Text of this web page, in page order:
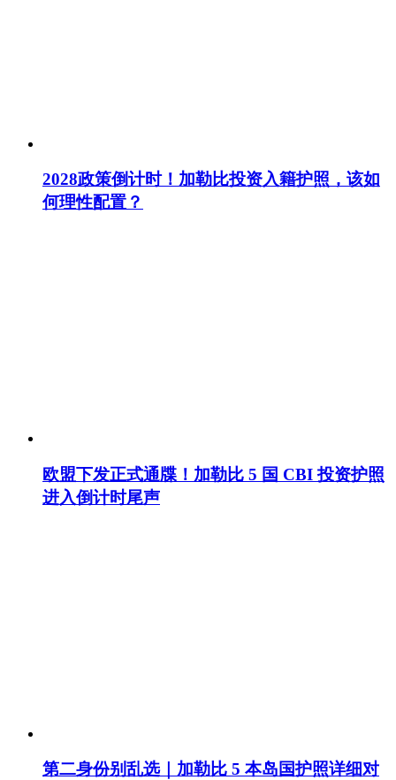
2028政策倒计时！加勒比投资入籍护照，该如
何理性配置？
欧盟下发正式通牒！加勒比 5 国 CBI 投资护照
进入倒计时尾声
第二身份别乱选｜加勒比 5 本岛国护照详细对